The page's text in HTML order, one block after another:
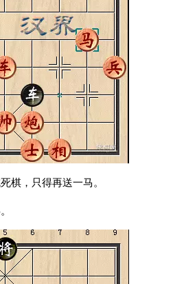
棋，只得再送一马。